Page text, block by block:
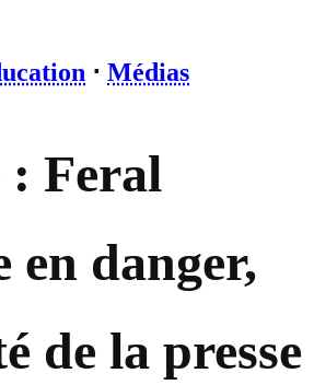
⋅ Médias
: Feral
en danger,
de la presse